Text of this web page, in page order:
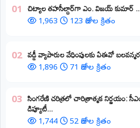
01 ​చిట్యాల తహసీల్దార్‌గా ఎం. విజయ్ కుమార్
1,963 123 రోజుల క్రితం
02 వడ్డీ వ్యాపారుల వేధింపులకు ఏఈవో
1,896 71 రోజుల క్రితం
03 ​సింగరేణి చరిత్రలో చారిత్రాత్మక నిర్ణయం:
డిప్యూటీ...
1,744 52 రోజుల క్రితం